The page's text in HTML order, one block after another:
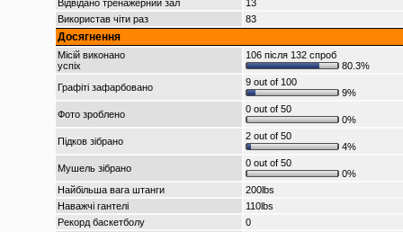
Відвідано тренажерний зал
13
Використав чіти раз
83
Досягнення
Місій виконано
успіх
106 після 132 спроб
80.3%
Графіті зафарбовано
9 out of 100
9%
Фото зроблено
0 out of 50
0%
Підков зібрано
2 out of 50
4%
Мушель зібрано
0 out of 50
0%
Найбільша вага штанги
200lbs
Наважчі гантелі
110lbs
Рекорд баскетболу
0